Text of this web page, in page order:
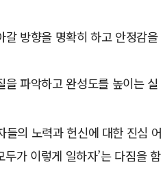
방향을 명확히 하고 안정감을
파악하고 완성도를 높이는 실
의 노력과 헌신에 대한 진심 어
가 이렇게 일하자’는 다짐을 함